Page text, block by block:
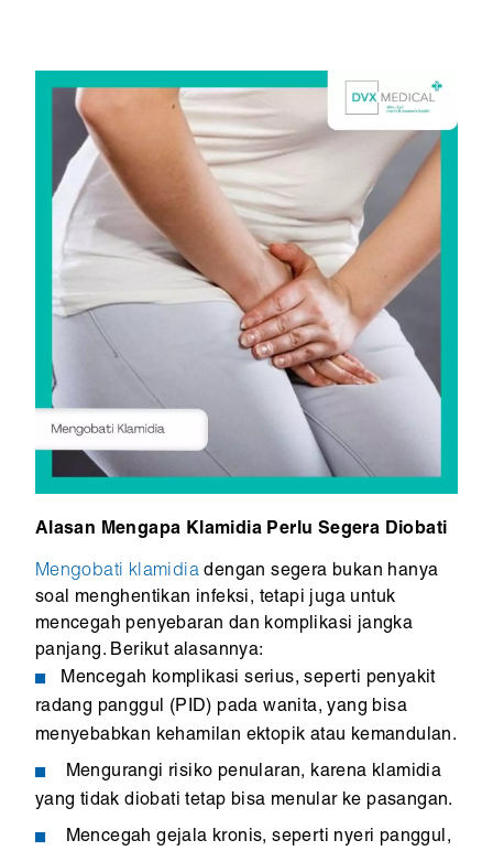
Alasan Mengapa Klamidia Perlu Segera Diobati
Mengobati klamidia dengan segera bukan hanya
soal menghentikan infeksi, tetapi juga untuk
mencegah penyebaran dan komplikasi jangka
panjang. Berikut alasannya:
Mencegah komplikasi serius, seperti penyakit
radang panggul (PID) pada wanita, yang bisa
menyebabkan kehamilan ektopik atau kemandulan.
Mengurangi risiko penularan, karena klamidia
yang tidak diobati tetap bisa menular ke pasangan.
Mencegah gejala kronis, seperti nyeri panggul,